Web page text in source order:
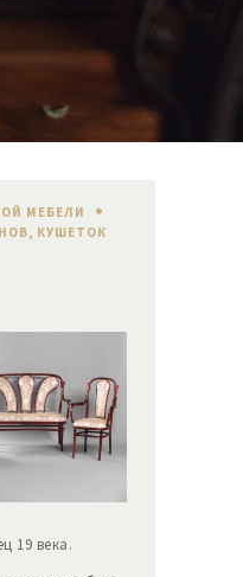
535
МЕБЕЛИ
КУШЕТОК
19 века.